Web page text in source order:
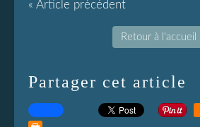
« Article précédent
Retour à l'accueil
Partager cet article